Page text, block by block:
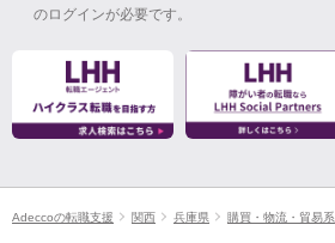
のログインが必要です。
Adeccoの転職支援 関西 兵庫県 購買・物流・貿易系